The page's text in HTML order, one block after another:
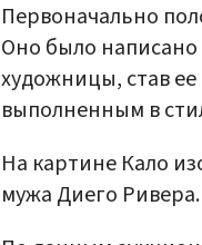
Первоначально
Оно было написано
художницы, став
выполненным в
На картине Кало
мужа Диего Ривера.